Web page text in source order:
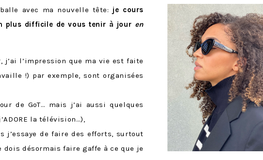
avec ma nouvelle tête: je cours
plus difficile de vous tenir à jour en
j’ai l’impression que ma vie est faite
!) par exemple, sont organisées
de GoT… mais j’ai aussi quelques
la télévision…),
j’essaye de faire des efforts, surtout
désormais faire gaffe à ce que je